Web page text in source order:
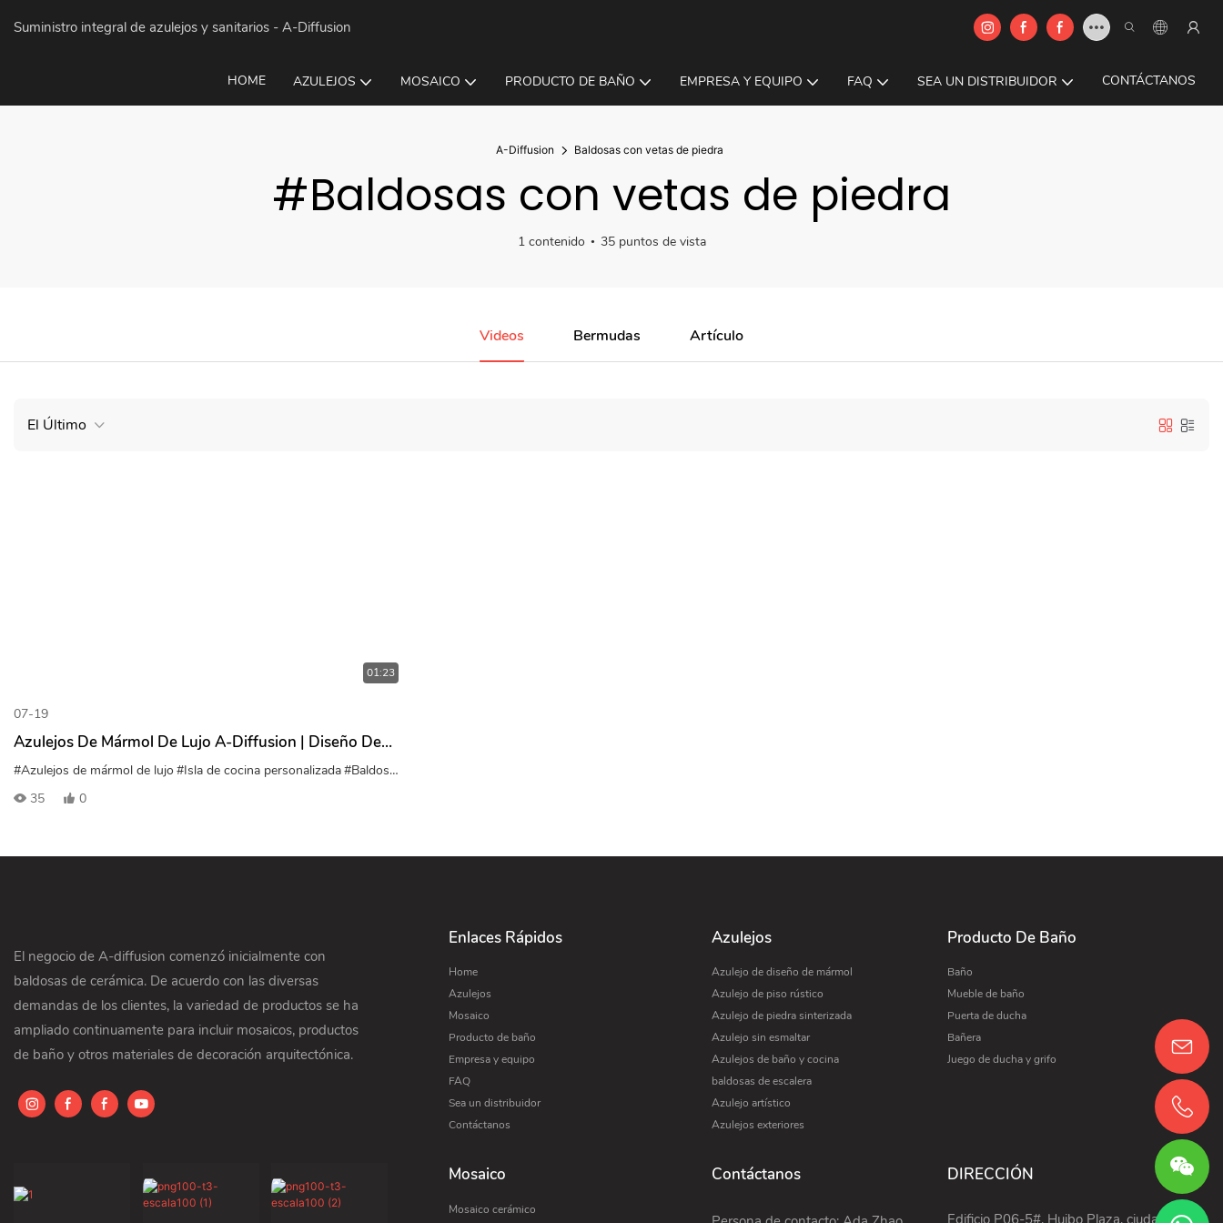
Suministro integral de azulejos y sanitarios - A-Diffusion
HOME AZULEJOS MOSAICO PRODUCTO DE BAÑO EMPRESA Y EQUIPO FAQ SEA UN DISTRIBUIDOR CONTÁCTANOS
A-Diffusion Baldosas con vetas de piedra
#Baldosas con vetas de piedra
1 contenido 35 puntos de vista
Videos Bermudas Artículo
El Último
01:23
07-19
Azulejos De Mármol De Lujo A-Diffusion | Diseño De
Interiores De Alta Gama Y Azulejos Personalizados
#Azulejos de mármol de lujo #Isla de cocina personalizada#Baldosas con vetas de piedra
35
0
El negocio de A-diffusion comenzó inicialmente con
baldosas de cerámica. De acuerdo con las diversas
demandas de los clientes, la variedad de productos se ha
ampliado continuamente para incluir mosaicos, productos
de baño y otros materiales de decoración arquitectónica.
Enlaces Rápidos
Home
Azulejos
Mosaico
Producto de baño
Empresa y equipo
FAQ
Sea un distribuidor
Contáctanos
Azulejos
Azulejo de diseño de mármol
Azulejo de piso rústico
Azulejo de piedra sinterizada
Azulejo sin esmaltar
Azulejos de baño y cocina
baldosas de escalera
Azulejo artístico
Azulejos exteriores
Producto De Baño
Baño
Mueble de baño
Puerta de ducha
Bañera
Juego de ducha y grifo
Mosaico
Mosaico cerámico
Contáctanos DIRECCIÓN
Edificio P06-5#, Huibo Plaza, ciudad de